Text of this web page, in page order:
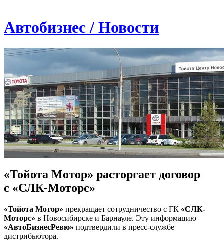
Автобизнес / Новости
«Тойота Мотор» расторгает договор
с «СЛК-Моторс»
«Тойота Мотор» прекращает сотрудничество с ГК «СЛК-
Моторс» в Новосибирске и Барнауле. Эту информацию
«АвтоБизнесРевю» подтвердили в пресс-службе
дистрибьютора.